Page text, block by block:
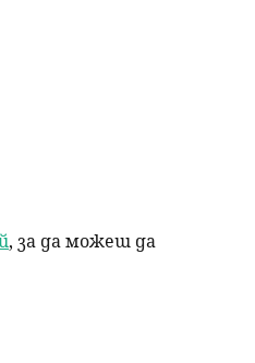
, за да можеш да